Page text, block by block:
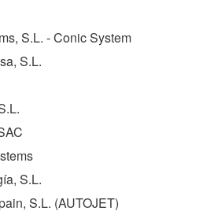
S.L. - Conic System
S.L.
S.L.
S.L. (AUTOJET)